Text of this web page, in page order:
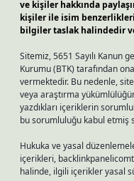
ve kişiler hakkında
kişiler ile isim
bilgiler taslak halindedir
Sitemiz, 5651 Sayılı Kanun
Kurumu (BTK) tarafından
vermektedir. Bu nedenle,
veya araştırma
yazdıkları içeriklerin
bu sorumluluğu kabul etmiş
Hukuka ve yasal
içerikleri,
halinde, ilgili içerikler yasal